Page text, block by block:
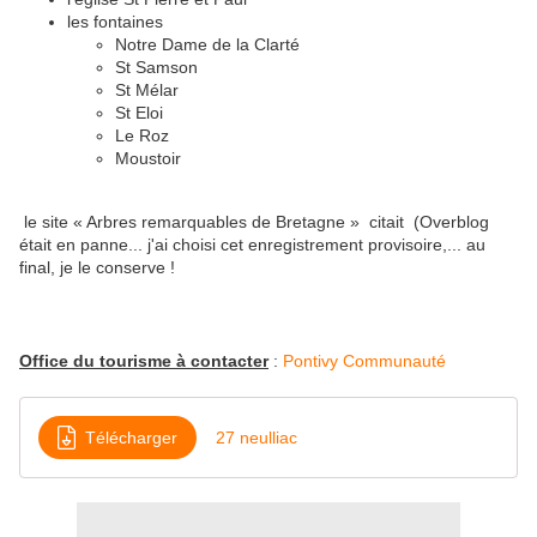
les fontaines
Notre Dame de la Clarté
St Samson
St Mélar
St Eloi
Le Roz
Moustoir
le site « Arbres remarquables de Bretagne » citait (Overblog
était en panne... j'ai choisi cet enregistrement provisoire,... au
final, je le conserve !
Office du tourisme à contacter: Pontivy Communauté
Télécharger 27 neulliac